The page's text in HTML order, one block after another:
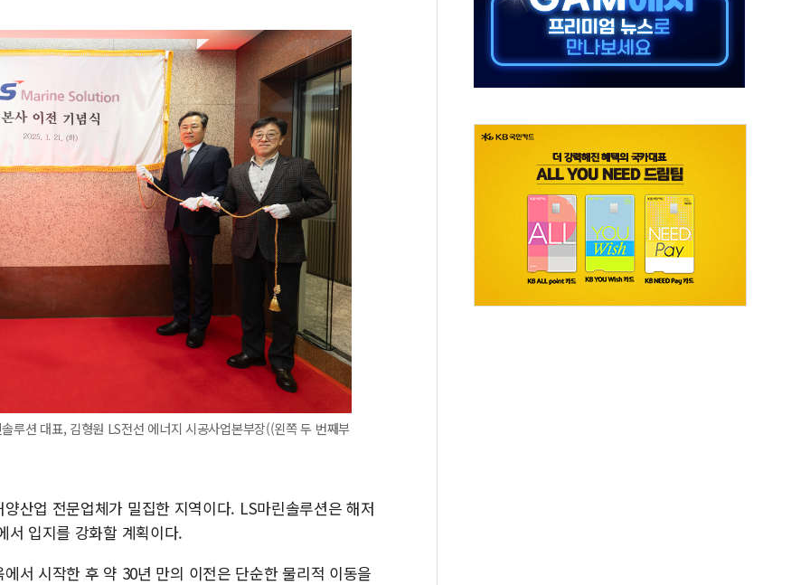
루션 대표, 김형원 LS전선 에너지 시공사업본부장((왼쪽 두 번째부
산업 전문업체가 밀집한 지역이다. LS마린솔루션은 해저
서 입지를 강화할 계획이다.
서 시작한 후 약 30년 만의 이전은 단순한 물리적 이동을